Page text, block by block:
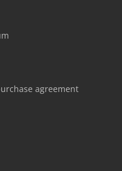
agreement